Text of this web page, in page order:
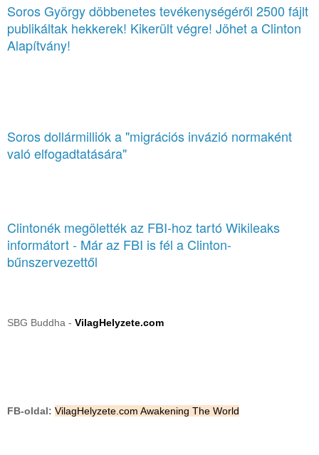
Soros György döbbenetes tevékenységéről 2500 fájlt
publikáltak hekkerek! Kikerült végre! Jöhet a Clinton
Alapítvány!
Soros dollármilliók a "migrációs invázió normaként
való elfogadtatására"
Clintonék megölették az FBI-hoz tartó Wikileaks
informátort - Már az FBI is fél a Clinton-
bűnszervezettől
SBG Buddha - VilagHelyzete.com
FB-oldal: VilagHelyzete.com Awakening The World